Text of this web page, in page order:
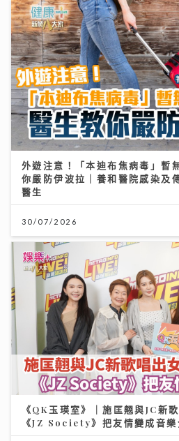
外遊注意！「本迪布焦病毒」暫
你嚴防伊波拉｜養和醫院感染及
醫生
30/07/2026
《QK玉瑛室》｜施匡翹與JC新
《JZ Society》把友情變成音樂